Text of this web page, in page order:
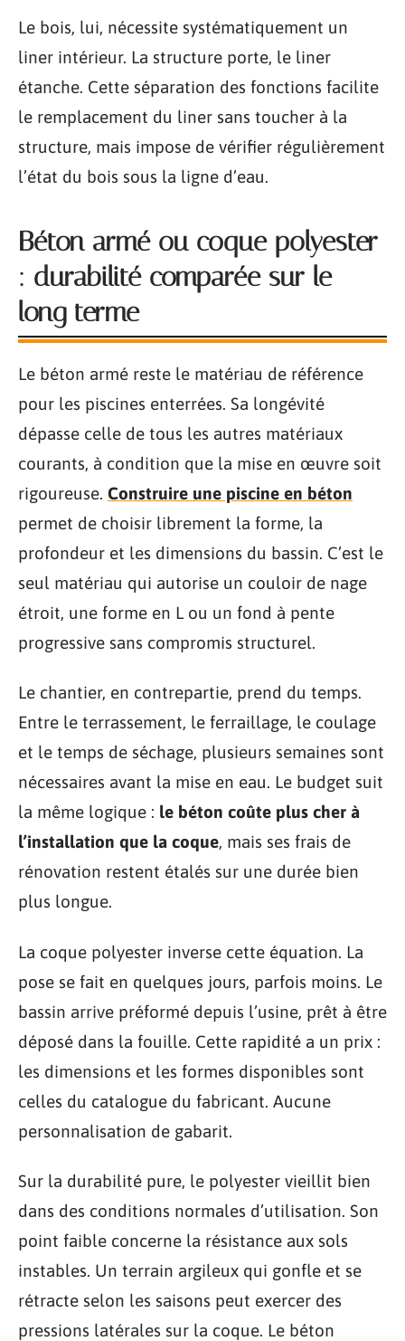
Le bois, lui, nécessite systématiquement un
liner intérieur. La structure porte, le liner
étanche. Cette séparation des fonctions facilite
le remplacement du liner sans toucher à la
structure, mais impose de vérifier régulièrement
l’état du bois sous la ligne d’eau.
Béton armé ou coque polyester
: durabilité comparée sur le
long terme
Le béton armé reste le matériau de référence
pour les piscines enterrées. Sa longévité
dépasse celle de tous les autres matériaux
courants, à condition que la mise en œuvre soit
rigoureuse. Construire une piscine en béton
permet de choisir librement la forme, la
profondeur et les dimensions du bassin. C’est le
seul matériau qui autorise un couloir de nage
étroit, une forme en L ou un fond à pente
progressive sans compromis structurel.
Le chantier, en contrepartie, prend du temps.
Entre le terrassement, le ferraillage, le coulage
et le temps de séchage, plusieurs semaines sont
nécessaires avant la mise en eau. Le budget suit
la même logique : le béton coûte plus cher à
l’installation que la coque, mais ses frais de
rénovation restent étalés sur une durée bien
plus longue.
La coque polyester inverse cette équation. La
pose se fait en quelques jours, parfois moins. Le
bassin arrive préformé depuis l’usine, prêt à être
déposé dans la fouille. Cette rapidité a un prix :
les dimensions et les formes disponibles sont
celles du catalogue du fabricant. Aucune
personnalisation de gabarit.
Sur la durabilité pure, le polyester vieillit bien
dans des conditions normales d’utilisation. Son
point faible concerne la résistance aux sols
instables. Un terrain argileux qui gonfle et se
rétracte selon les saisons peut exercer des
pressions latérales sur la coque. Le béton